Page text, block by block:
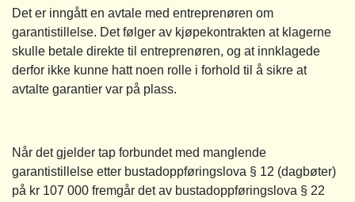
Det er inngått en avtale med entreprenøren om
garantistillelse. Det følger av kjøpekontrakten at klagerne
skulle betale direkte til entreprenøren, og at innklagede
derfor ikke kunne hatt noen rolle i forhold til å sikre at
avtalte garantier var på plass.
Når det gjelder tap forbundet med manglende
garantistillelse etter bustadoppføringslova § 12 (dagbøter)
på kr 107 000 fremgår det av bustadoppføringslova § 22